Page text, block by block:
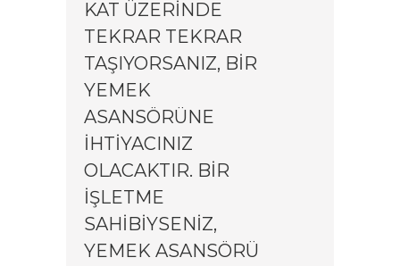
KAT ÜZERINDE
TEKRAR TEKRAR
TAŞIYORSANIZ, BIR
YEMEK
ASANSÖRÜNE
IHTIYACINIZ
OLACAKTIR. BIR
IŞLETME
SAHIBIYSENIZ,
YEMEK ASANSÖRÜ